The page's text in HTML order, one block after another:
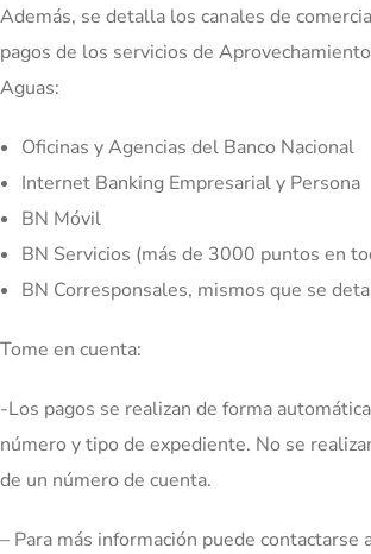
Además, se detalla los canales de
pagos de los servicios de
Aguas:
Oficinas y Agencias del Banco Nacional
Internet Banking Empresarial y Persona
BN Móvil
BN Servicios (más de 3000 puntos en
BN Corresponsales, mismos que se
Tome en cuenta:
-Los pagos se realizan de forma
número y tipo de expediente. No se
de un número de cuenta.
– Para más información puede